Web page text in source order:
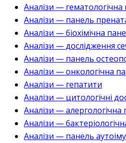
Аналізи — гематологічна
Аналізи — панель
Аналізи — біохімічна
Аналізи — дослідження
Аналізи — панель
Аналізи — онкологічна
Аналізи — гепатити
Аналізи — цитологічні
Аналізи — алергологічна
Аналізи —
Аналізи — панель